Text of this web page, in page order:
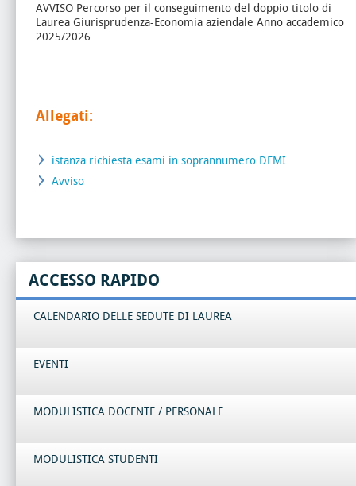
AVVISO Percorso per il conseguimento del doppio titolo di
Laurea Giurisprudenza-Economia aziendale Anno accademico
2025/2026
Allegati:
istanza richiesta esami in soprannumero DEMI
Avviso
ACCESSO RAPIDO
CALENDARIO DELLE SEDUTE DI LAUREA
EVENTI
MODULISTICA DOCENTE / PERSONALE
MODULISTICA STUDENTI